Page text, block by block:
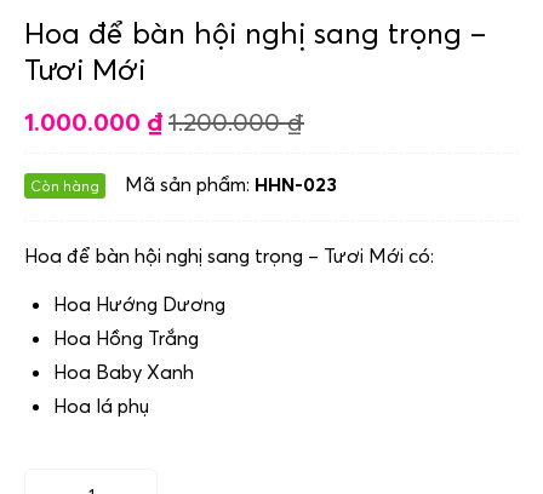
Hoa để bàn hội nghị sang trọng –
Tươi Mới
1.000.000 ₫ 1.200.000₫
Còn hàng Mã sản phẩm: HHN-023
Hoa để bàn hội nghị sang trọng – Tươi Mới có:
Hoa Hướng Dương
Hoa Hồng Trắng
Hoa Baby Xanh
Hoa lá phụ